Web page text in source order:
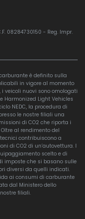
08284730150 - Reg. Impr.
è definito sulla
in vigore al momento
i veicoli nuovi sono omologati
Harmonized Light Vehicles
NEDC, la procedura di
le nostre filiali una
di CO2 che riporta i
al rendimento del
contribuiscono a
di CO2 di un’autovettura. I
scelto e di
imposte che si basano sulle
diversi da quelli indicati.
ai consumi di carburante
dal Ministero dello
filiali.